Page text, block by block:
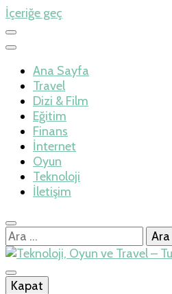
İçeriğe geç
Ana Sayfa
Travel
Dizi & Film
Eğitim
Finans
İnternet
Oyun
Teknoloji
İletişim
Arama:
İlkseviye
Kapat